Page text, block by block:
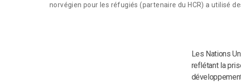
norvégien pour les réfugiés (partenaire du HCR) a utilisé
Les Nations
reflétant la